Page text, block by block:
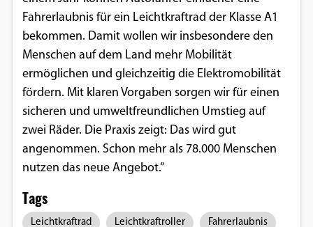
Fahrerlaubnis für ein Leichtkraftrad der Klasse A1
bekommen. Damit wollen wir insbesondere den
Menschen auf dem Land mehr Mobilität
ermöglichen und gleichzeitig die Elektromobilität
fördern. Mit klaren Vorgaben sorgen wir für einen
sicheren und umweltfreundlichen Umstieg auf
zwei Räder. Die Praxis zeigt: Das wird gut
angenommen. Schon mehr als 78.000 Menschen
nutzen das neue Angebot.“
Tags
Leichtkraftrad Leichtkraftroller Fahrerlaubnis